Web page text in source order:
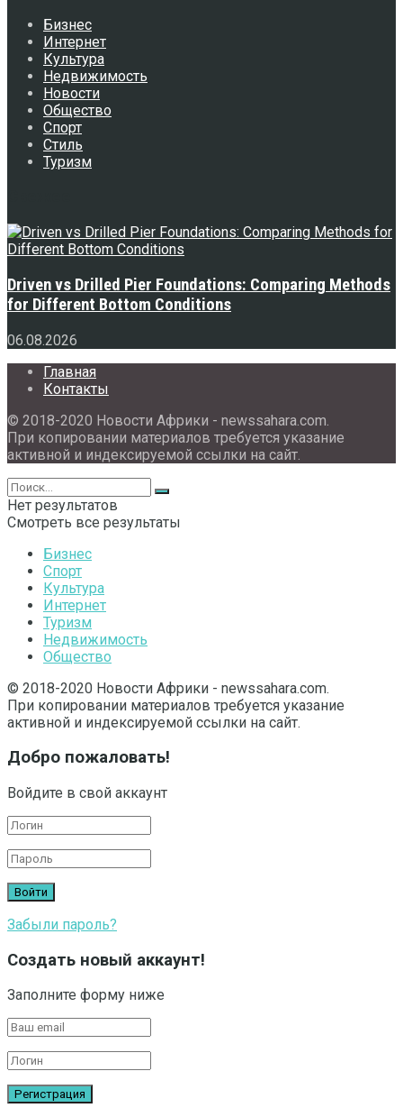
Бизнес
Интернет
Культура
Недвижимость
Новости
Общество
Спорт
Стиль
Туризм
Driven vs Drilled Pier Foundations: Comparing Methods
for Different Bottom Conditions
06.08.2026
Главная
Контакты
© 2018-2020 Новости Африки - newssahara.com.
При копировании материалов требуется указание
активной и индексируемой ссылки на сайт.
Нет результатов
Смотреть все результаты
Бизнес
Спорт
Культура
Интернет
Туризм
Недвижимость
Общество
© 2018-2020 Новости Африки - newssahara.com.
При копировании материалов требуется указание
активной и индексируемой ссылки на сайт.
Добро пожаловать!
Войдите в свой аккаунт
Забыли пароль?
Создать новый аккаунт!
Заполните форму ниже